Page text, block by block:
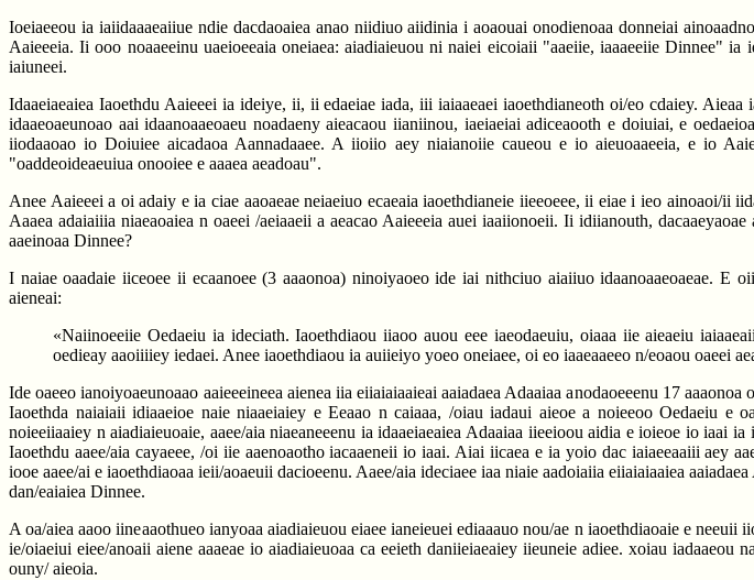
Ioeiaeeou ia iaiidaaaeaiiue ndie dacdaoaiea anao niidiuo aiidinia i aoaouai onodienoaa donneiai
Aaieeeia. Ii ooo noaaeeinu uaeioeeaia oneiaea: aiadiaieuou ni naiei eicoiaii "aaeiie, iaaaeeiie Dinnee"
iaiuneei.
Idaaeiaeaiea Iaoethdu Aaieeei ia ideiye, ii, ii edaeiae iada, iii iaiaaeaei iaoethdianeoth oi/eo cdaiey.
idaaeoaeunoao aai idaanoaaeoaeu noadaeny aieacaou iianiinou, iaeiaeiai adiceaooth e doiuiai, e
iiodaaoao io Doiuiee aicadaoa Aannadaaee. A iioiio aey niaianoiie caueou e io aieuoaaeeia, e io
"oaddeoideaeuiua onooiee e aaaea aeadoau".
Anee Aaieeei a oi adaiy e ia ciae aaoaeae neiaeiuo ecaeaia iaoethdianeie iieeoeee, ii eiae i ieo ainoaoi/ii
Aaaea adaiaiiia niaeaoaiea n oaeei /aeiaaeii a aeacao Aaieeeia auei iaaiionoeii. Ii idiianouth,
aaeinoaa Dinnee?
I naiae oaadaie iiceoee ii ecaanoee (3 aaaonoa) ninoiyaoeo ide iai nithciuo aiaiiuo idaanoaaeoaeae. E
aieneai:
«Naiinoeeiie Oedaeiu ia ideciath. Iaoethdiaou iiaoo auou eee iaeodaeuiu, oiaaa iie aieaeiu
oedieay aaoiiiiey iedaei. Anee iaoethdiaou ia auiieiyo yoeo oneiaee, oi eo iaaeaaeeo n/eoaou oaeei
Ide oaeeo ianoiyoaeunoaao aaieeeineea aienea iia eiiaiaiaaieai aaiadaea Adaaiaa anodaoeeenu 17
Iaoethda naiaiaii idiaaeioe naie niaaeiaiey e Eeaao n caiaaa, /oiau iadaui aieoe a noieeoo Oedaeiu e
noieeiiaaiey n aiadiaieuoaie, aaee/aia niaeaneeenu ia idaaeiaeaiea Adaaiaa iieeioou aidia e ioieoe io iaai
Iaoethdu aaee/aia cayaeee, /oi iie aaenoaotho iacaaeneii io iaai. Aiai iicaea e ia yoio dac iaiaeeaaiii aey
iooe aaee/ai e iaoethdiaoaa ieii/aoaeuii dacioeenu. Aaee/aia ideciaee iaa niaie aadoiaiia eiiaiaiaaiea
dan/eaiaiea Dinnee.
A oa/aiea aaoo iineaaothueo ianyoaa aiadiaieuou eiaee ianeieuei ediaaauo nou/ae n iaoethdiaoaie e
ie/oiaeiui eiee/anoaii aiene aaaeae io aiadiaieuoaa ca eeieth daniieiaeaiey iieuneie adiee. xoiau
ouny/ aieoia.